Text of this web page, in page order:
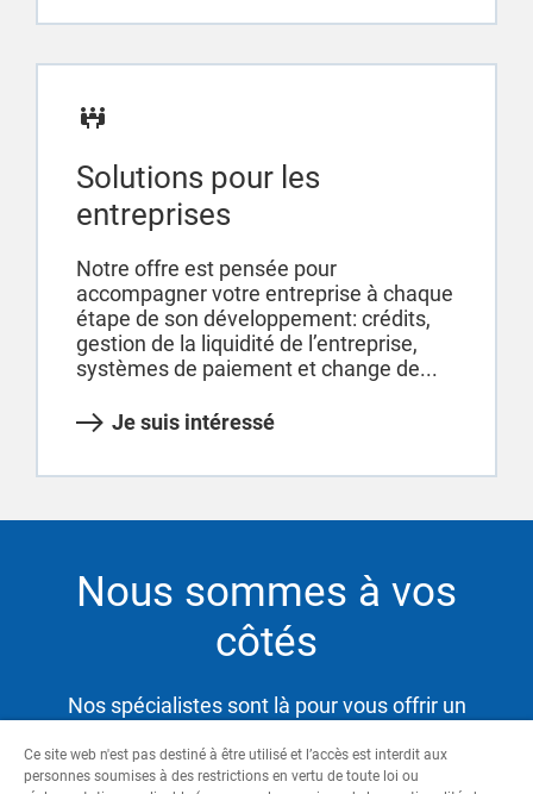
Solutions pour les
entreprises
Notre offre est pensée pour
accompagner votre entreprise à chaque
étape de son développement: crédits,
gestion de la liquidité de l’entreprise,
systèmes de paiement et change de...
Je suis intéressé
Nous sommes à vos
côtés
Nos spécialistes sont là pour vous offrir un
besoins tout en vous aidant à atteindre vos
objectifs.
Ce site web n'est pas destiné à être utilisé et l’accès est interdit aux
personnes soumises à des restrictions en vertu de toute loi ou